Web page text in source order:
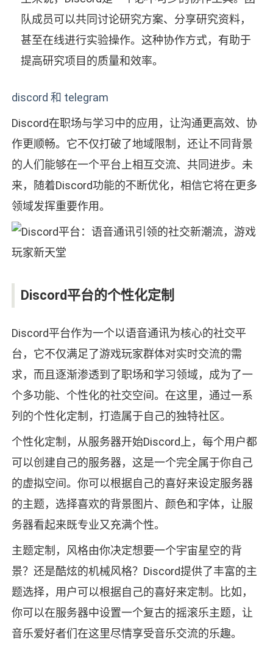
队成员可以共同讨论研究方案、分享研究资料，
甚至在线进行实验操作。这种协作方式，有助于
提高研究项目的质量和效率。
discord 和 telegram
Discord在职场与学习中的应用，让沟通更高效、协
作更顺畅。它不仅打破了地域限制，还让不同背景
的人们能够在一个平台上相互交流、共同进步。未
来，随着Discord功能的不断优化，相信它将在更多
领域发挥重要作用。
Discord平台的个性化定制
Discord平台作为一个以语音通讯为核心的社交平
台，它不仅满足了游戏玩家群体对实时交流的需
求，而且逐渐渗透到了职场和学习领域，成为了一
个多功能、个性化的社交空间。在这里，通过一系
列的个性化定制，打造属于自己的独特社区。
个性化定制，从服务器开始Discord上，每个用户都
可以创建自己的服务器，这是一个完全属于你自己
的虚拟空间。你可以根据自己的喜好来设定服务器
的主题，选择喜欢的背景图片、颜色和字体，让服
务器看起来既专业又充满个性。
主题定制，风格由你决定想要一个宇宙星空的背
景？还是酷炫的机械风格？Discord提供了丰富的主
题选择，用户可以根据自己的喜好来定制。比如，
你可以在服务器中设置一个复古的摇滚乐主题，让
音乐爱好者们在这里尽情享受音乐交流的乐趣。